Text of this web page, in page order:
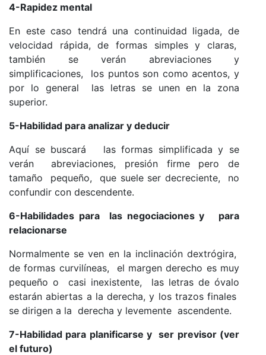
4-Rapidez mental
En este caso tendrá una continuidad ligada, de
velocidad rápida, de formas simples y claras,
también se verán abreviaciones y
simplificaciones, los puntos son como acentos, y
por lo general las letras se unen en la zona
superior.
5-Habilidad para analizar y deducir
Aquí se buscará las formas simplificada y se
verán abreviaciones, presión firme pero de
tamaño pequeño, que suele ser decreciente, no
confundir con descendente.
6-Habilidades para las negociaciones y para
relacionarse
Normalmente se ven en la inclinación dextrógira,
de formas curvilíneas, el margen derecho es muy
pequeño o casi inexistente, las letras de óvalo
estarán abiertas a la derecha, y los trazos finales
se dirigen a la derecha y levemente ascendente.
7-Habilidad para planificarse y ser previsor (ver
el futuro)